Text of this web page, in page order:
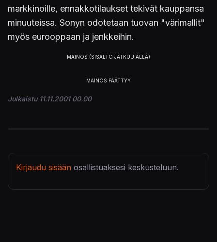
markkinoille, ennakkotilaukset tekivät kauppansa
minuuteissa. Sonyn odotetaan tuovan "värimallit"
myös eurooppaan ja jenkkeihin.
Julkaistu 11.11.2001 00.00
Kirjaudu sisään osallistuaksesi keskusteluun.